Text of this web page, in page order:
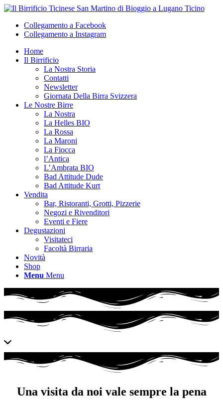
Collegamento a Facebook
Collegamento a Instagram
Home
Il Birrificio
La Nostra Storia
Contatti
Newsletter
Giornata Della Birra Svizzera
Le Nostre Birre
La Nostra
La Helles BIO
La Rossa
La Maroni
La Fiocca
l’Antica
L’Ambrata BIO
Bad Attitude Dude
Bad Attitude Kurt
Vendita
Bar, Ristoranti, Grotti, Pizzerie
Negozi e Rivenditori
Eventi e Fiere
Degustazioni
Visitateci
Facoltà Birraria
Novità
Shop
Menu Menu
Una visita da noi vale sempre la pena